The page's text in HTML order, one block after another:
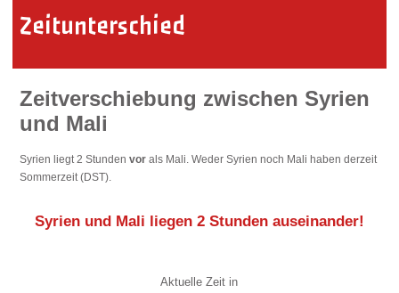
Zeitunterschied
Zeitverschiebung zwischen Syrien
und Mali
Syrien liegt 2 Stundenvor als Mali. Weder Syrien noch Mali haben derzeit
Sommerzeit (DST).
Syrien und Mali liegen 2 Stunden auseinander!
Aktuelle Zeit in